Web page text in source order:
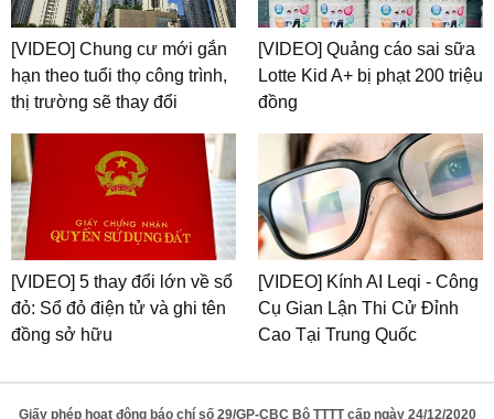
[VIDEO] Chung cư mới gắn
hạn theo tuổi thọ công trình,
thị trường sẽ thay đổi
[VIDEO] Quảng cáo sai sữa
Lotte Kid A+ bị phạt 200 triệu
đồng
[VIDEO] 5 thay đổi lớn về sổ
đỏ: Sổ đỏ điện tử và ghi tên
đồng sở hữu
[VIDEO] Kính AI Leqi - Công
Cụ Gian Lận Thi Cử Đỉnh
Cao Tại Trung Quốc
Giấy phép hoạt động báo chí số 29/GP-CBC Bộ TTTT cấp ngày 24/12/2020